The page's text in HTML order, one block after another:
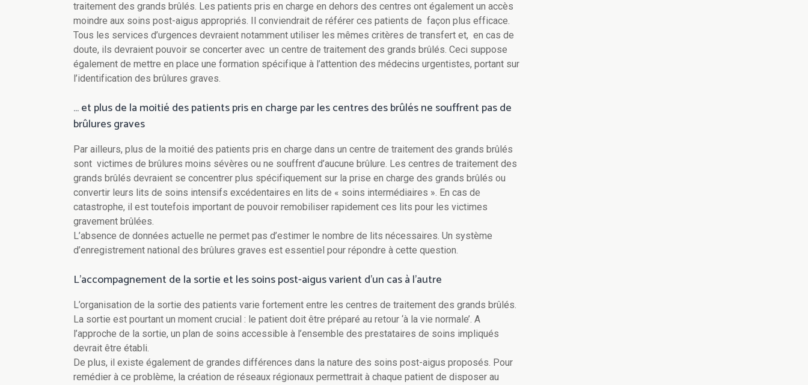
traitement des grands brûlés. Les patients pris en charge en dehors des centres ont également un accès
moindre aux soins post-aigus appropriés. Il conviendrait de référer ces patients de façon plus efficace.
Tous les services d’urgences devraient notamment utiliser les mêmes critères de transfert et, en cas de
doute, ils devraient pouvoir se concerter avec un centre de traitement des grands brûlés. Ceci suppose
également de mettre en place une formation spécifique à l’attention des médecins urgentistes, portant sur
l’identification des brûlures graves.
… et plus de la moitié des patients pris en charge par les centres des brûlés ne souffrent pas de
brûlures graves
Par ailleurs, plus de la moitié des patients pris en charge dans un centre de traitement des grands brûlés
sont victimes de brûlures moins sévères ou ne souffrent d’aucune brûlure. Les centres de traitement des
grands brûlés devraient se concentrer plus spécifiquement sur la prise en charge des grands brûlés ou
convertir leurs lits de soins intensifs excédentaires en lits de « soins intermédiaires ». En cas de
catastrophe, il est toutefois important de pouvoir remobiliser rapidement ces lits pour les victimes
gravement brûlées.
L’absence de données actuelle ne permet pas d’estimer le nombre de lits nécessaires. Un système
d’enregistrement national des brûlures graves est essentiel pour répondre à cette question.
L’accompagnement de la sortie et les soins post-aigus varient d’un cas à l’autre
L’organisation de la sortie des patients varie fortement entre les centres de traitement des grands brûlés.
La sortie est pourtant un moment crucial : le patient doit être préparé au retour ‘à la vie normale’. A
l’approche de la sortie, un plan de soins accessible à l’ensemble des prestataires de soins impliqués
devrait être établi.
De plus, il existe également de grandes différences dans la nature des soins post-aigus proposés. Pour
remédier à ce problème, la création de réseaux régionaux permettrait à chaque patient de disposer au